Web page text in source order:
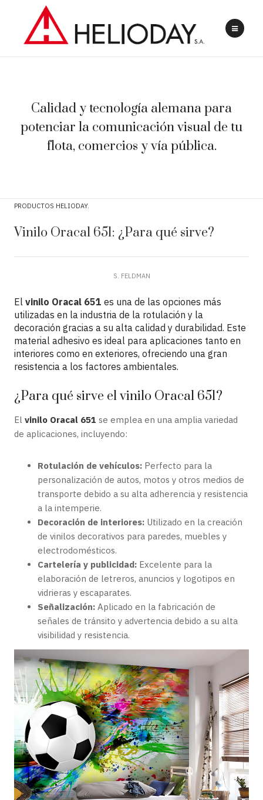
Calidad y tecnología alemana para
potenciar la comunicación visual de tu
flota, comercios y vía pública.
PRODUCTOS HELIODAY
Vinilo Oracal 651: ¿Para qué sirve?
S. FELDMAN
El vinilo Oracal 651 es una de las opciones más
utilizadas en la industria de la rotulación y la
decoración gracias a su alta calidad y durabilidad. Este
material adhesivo es ideal para aplicaciones tanto en
interiores como en exteriores, ofreciendo una gran
resistencia a los factores ambientales.
¿Para qué sirve el vinilo Oracal 651?
El vinilo Oracal 651 se emplea en una amplia variedad
de aplicaciones, incluyendo:
Rotulación de vehículos: Perfecto para la
personalización de autos, motos y otros medios de
transporte debido a su alta adherencia y resistencia
a la intemperie.
Decoración de interiores: Utilizado en la creación
de vinilos decorativos para paredes, muebles y
electrodomésticos.
Cartelería y publicidad: Excelente para la
elaboración de letreros, anuncios y logotipos en
vidrieras y escaparates.
Señalización: Aplicado en la fabricación de
señales de tránsito y advertencia debido a su alta
visibilidad y resistencia.